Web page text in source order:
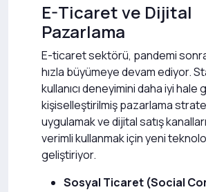
E-Ticaret ve Dijital
Pazarlama
E-ticaret sektörü, pandemi
hızla büyümeye devam ediyor.
kullanıcı deneyimini daha iyi hale
kişiselleştirilmiş pazarlama
uygulamak ve dijital satış
verimli kullanmak için yeni
geliştiriyor.
Sosyal Ticaret (Social